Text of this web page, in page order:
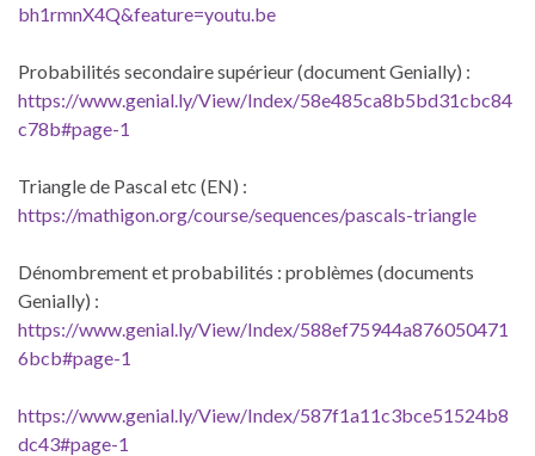
bh1rmnX4Q&feature=youtu.be
Probabilités secondaire supérieur (document Genially) :
https://www.genial.ly/View/Index/58e485ca8b5bd31cbc84
c78b#page-1
Triangle de Pascal etc (EN) :
https://mathigon.org/course/sequences/pascals-triangle
Dénombrement et probabilités : problèmes (documents
Genially) :
https://www.genial.ly/View/Index/588ef75944a876050471
6bcb#page-1
https://www.genial.ly/View/Index/587f1a11c3bce51524b8
dc43#page-1